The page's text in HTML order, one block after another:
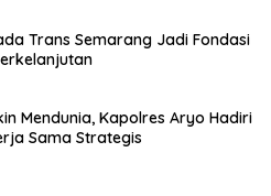
Trans Semarang Jadi Fondasi
Mendunia, Kapolres Aryo Hadiri
Sama Strategis